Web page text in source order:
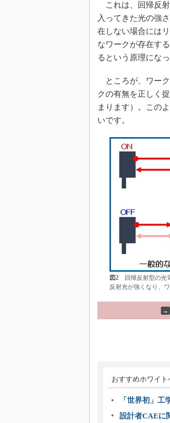
これは、回帰反射
入ってきた光の強
在しない場合には
なワークが存在す
るという原理になっ
ところが、ワーク
クの有無を正しく
まります）。この
いです。
図2回帰反射型の光電
反射光が強くなり、
→
おすすめホワイト
「世界初」
設計者CAEに